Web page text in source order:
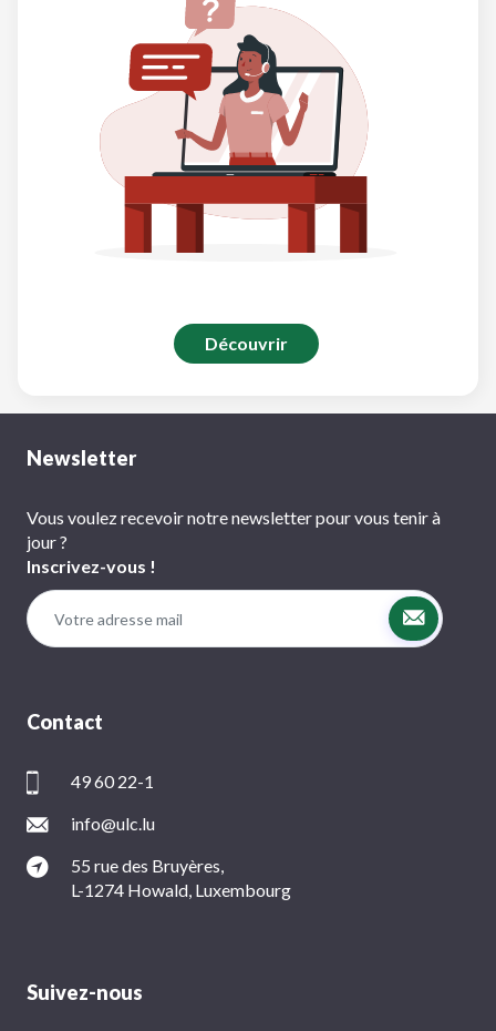
Découvrir
Newsletter
Vous voulez recevoir notre newsletter pour vous tenir à
jour ?
Inscrivez-vous !
Contact
49 60 22-1
info@ulc.lu
55 rue des Bruyères,
L-1274 Howald, Luxembourg
Suivez-nous